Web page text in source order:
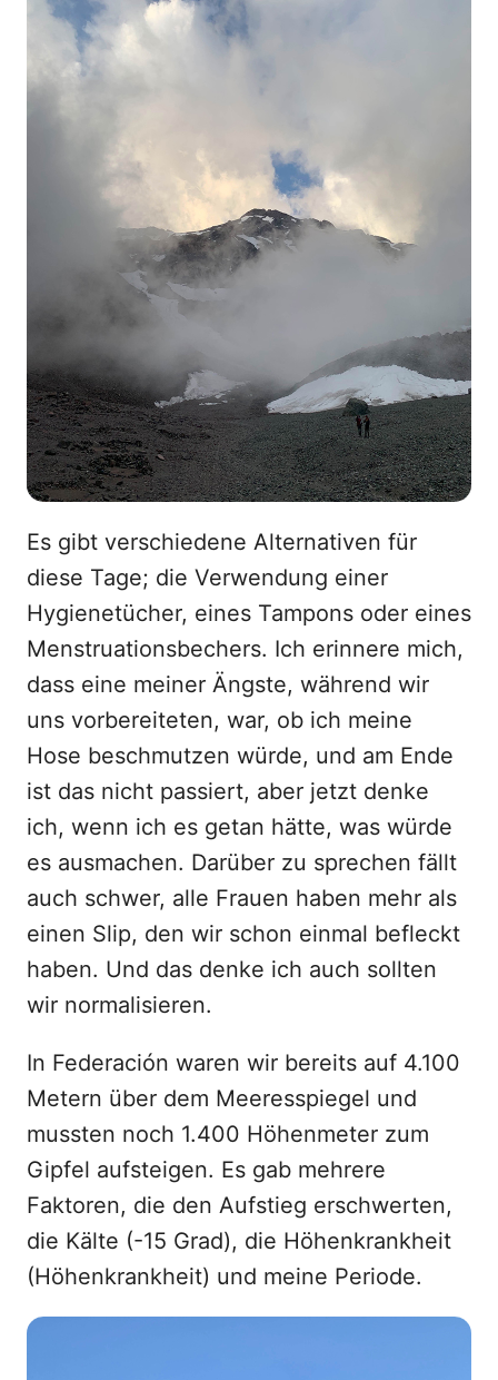
Es gibt verschiedene Alternativen für
diese Tage; die Verwendung einer
Hygienetücher, eines Tampons oder eines
Menstruationsbechers. Ich erinnere mich,
dass eine meiner Ängste, während wir
uns vorbereiteten, war, ob ich meine
Hose beschmutzen würde, und am Ende
ist das nicht passiert, aber jetzt denke
ich, wenn ich es getan hätte, was würde
es ausmachen. Darüber zu sprechen fällt
auch schwer, alle Frauen haben mehr als
einen Slip, den wir schon einmal befleckt
haben. Und das denke ich auch sollten
wir normalisieren.
In Federación waren wir bereits auf 4.100
Metern über dem Meeresspiegel und
mussten noch 1.400 Höhenmeter zum
Gipfel aufsteigen. Es gab mehrere
Faktoren, die den Aufstieg erschwerten,
die Kälte (-15 Grad), die Höhenkrankheit
(Höhenkrankheit) und meine Periode.